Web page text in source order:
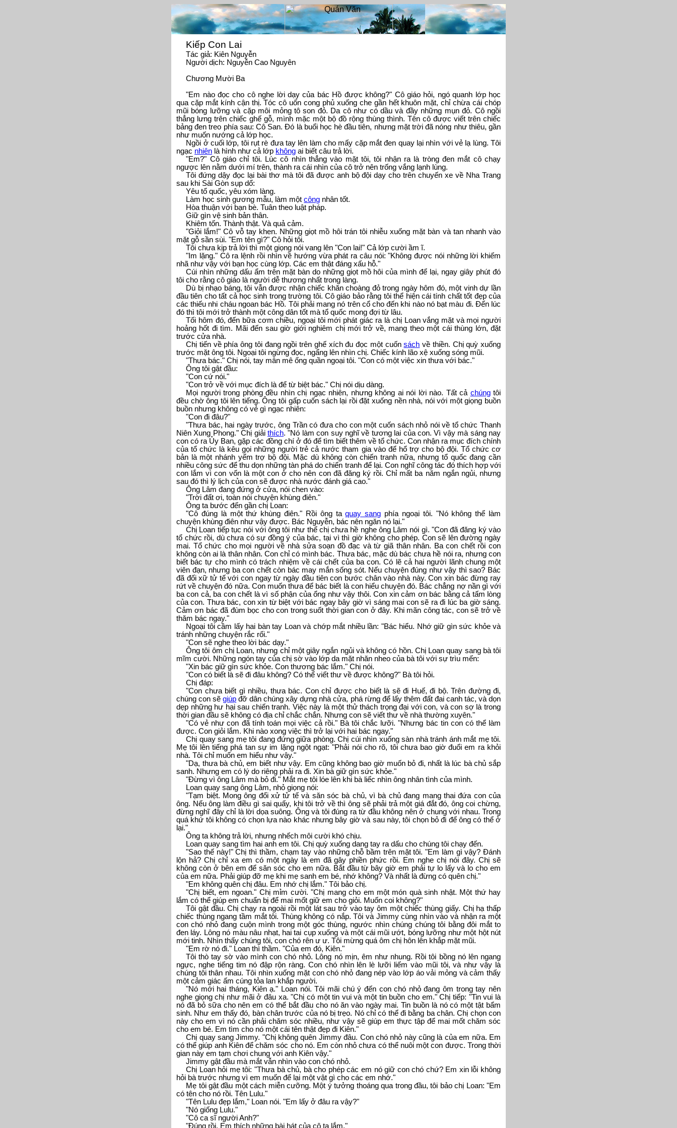
Kiếp Con Lai
Tác giả: Kiên Nguyễn
Người dịch: Nguyễn Cao Nguyên
Chương Mười Ba
"Em nào đọc cho cô nghe lời dạy của bác Hồ được không?" Cô giáo hỏi, ngó quanh lớp học
qua cặp mắt kính cận thị. Tóc cô uốn cong phủ xuống che gần hết khuôn mặt, chỉ chừa cái chóp
mũi bóng lưỡng và cặp môi mỏng tô son đỏ. Da cô như có dầu và đầy những mụn đỏ. Cô ngồi
thẳng lưng trên chiếc ghế gỗ, mình mặc một bộ đồ rộng thùng thình. Tên cô được viết trên chiếc
bảng đen treo phía sau: Cô San. Đó là buổi học hè đầu tiên, nhưng mặt trời đã nóng như thiêu, gần
như muốn nướng cả lớp học.
Ngồi ở cuối lớp, tôi rụt rè đưa tay lên làm cho mấy cặp mắt đen quay lại nhìn với vẻ lạ lùng. Tôi
ngạc nhiên là hình như cả lớp không ai biết câu trả lời.
"Em?" Cô giáo chỉ tôi. Lúc cô nhìn thẳng vào mặt tôi, tôi nhận ra là tròng đen mắt cô chạy
ngược lên nằm dưới mí trên, thành ra cái nhìn của cô trở nên trống vắng lạnh lùng.
Tôi đứng dậy đọc lại bài thơ mà tôi đã được anh bộ đội dạy cho trên chuyến xe về Nha Trang
sau khi Sài Gòn sụp dổ:
Yêu tổ quốc, yêu xóm làng.
Làm học sinh gương mẫu, làm mộtcông nhân tốt.
Hòa thuận với bạn bè. Tuân theo luật pháp.
Giữ gìn vệ sinh bản thân.
Khiêm tốn. Thành thật. Và quả cảm.
"Giỏi lắm!" Cô vỗ tay khen. Những giọt mồ hôi trán tôi nhiễu xuống mặt bàn và tan nhanh vào
mặt gỗ sần sùi. "Em tên gì?" Cô hỏi tôi.
Tôi chưa kịp trả lời thì một giọng nói vang lên "Con lai!" Cả lớp cười ầm ĩ.
"Im lặng." Cô ra lệnh rồi nhìn về hướng vừa phát ra câu nói: "Không được nói những lời khiếm
nhã như vậy với bạn học cùng lớp. Các em thật đáng xấu hỗ."
Cúi nhìn những dấu ẩm trên mặt bàn do những giọt mồ hôi của mình để lại, ngay giây phút đó
tôi cho rằng cô giáo là người dễ thương nhất trong làng.
Dù bị nhạo báng, tôi vẫn được nhận chiếc khăn choàng đỏ trong ngày hôm đó, một vinh dự lần
đầu tiên cho tất cả học sinh trong trường tôi. Cô giáo bảo rằng tôi thể hiện cái tính chất tốt đẹp của
các thiếu nhi cháu ngoan bác Hồ. Tôi phải mang nó trên cổ cho đến khi nào nó bạt màu đi. Đến lúc
đó thì tôi mới trở thành một công dân tốt mà tổ quốc mong đợi từ lâu.
Tối hôm đó, đến bữa cơm chiều, ngoại tôi mới phát giác ra là chị Loan vắng mặt và mọi người
hoảng hốt đi tìm. Mãi đến sau giờ giới nghiêm chị mới trở về, mang theo một cái thùng lớn, đặt
trước cửa nhà.
Chị tiến về phía ông tôi đang ngồi trên ghế xích đu đọc một cuốnsách về thiền. Chị quỳ xuống
trước mặt ông tôi. Ngoại tôi ngừng đọc, ngẩng lên nhìn chị. Chiếc kính lão xệ xuống sóng mũi.
"Thưa bác." Chị nói, tay mân mê ống quần ngoại tôi. "Con có một việc xin thưa với bác."
Ông tôi gật đầu:
"Con cứ nói."
"Con trở về với mục đích là để từ biệt bác." Chị nói dịu dàng.
Mọi người trong phòng đều nhìn chị ngạc nhiên, nhưng không ai nói lời nào. Tất cả chúngtôi
đều chờ ông tôi lên tiếng. Ông tôi gấp cuốn sách lại rồi đặt xuống nền nhà, nói với một giọng buồn
buồn nhưng không có vẻ gì ngạc nhiên:
"Con đi đâu?"
"Thưa bác, hai ngày trước, ông Trần có đưa cho con một cuốn sách nhỏ nói về tổ chức Thanh
Niên Xung Phong." Chị giải thích. "Nó làm con suy nghĩ về tương lai của con. Vì vậy mà sáng nay
con có ra Ủy Ban, gặp các đồng chí ở đó để tìm biết thêm về tổ chức. Con nhận ra mục đích chính
của tổ chức là kêu gọi những người trẻ cả nước tham gia vào để hổ trợ cho bộ đội. Tổ chức cơ
bản là một nhánh yểm trợ bộ đội. Mặc dù không còn chiến tranh nữa, nhưng tổ quốc đang cần
nhiều công sức để thu dọn những tàn phá do chiến tranh để lại. Con nghĩ công tác đó thích hợp với
con lắm vì con vốn là một con ở cho nên con đã đăng ký rồi. Chỉ mất ba năm ngắn ngủi, nhưng
sau đó thì lý lịch của con sẽ được nhà nước đánh giá cao."
Ông Lâm đang đứng ở cửa, nói chen vào:
"Trời đất ơi, toàn nói chuyện khùng điên."
Ông ta bước đến gần chị Loan:
"Cô đúng là một thứ khùng điên." Rồi ông taquay sang phía ngoại tôi. "Nó không thể làm
chuyện khùng điên như vậy được. Bác Nguyễn, bác nên ngăn nó lại."
Chị Loan tiếp tục nói với ông tôi như thể chị chưa hề nghe ông Lâm nói gì. "Con đã đăng ký vào
tổ chức rồi, dù chưa có sự đồng ý của bác, tại vì thì giờ không cho phép. Con sẽ lên đường ngày
mai. Tổ chức cho mọi người về nhà sửa soạn đồ đạc và từ giã thân nhân. Ba con chết rồi con
không còn ai là thân nhân. Con chỉ có mình bác. Thưa bác, mặc dù bác chưa hề nói ra, nhưng con
biết bác tự cho mình có trách nhiệm về cái chết của ba con. Có lẽ cả hai người lãnh chung một
viên đạn, nhưng ba con chết còn bác may mắn sống sót. Nếu chuyện đúng như vậy thì sao? Bác
đã đối xữ tử tế với con ngay từ ngày đầu tiên con bước chân vào nhà này. Con xin bác đừng ray
rứt về chuyện đó nữa. Con muốn thưa để bác biết là con hiểu chuyện đó. Bác chẳng nợ nần gì với
ba con cả, ba con chết là vì số phận của ổng như vậy thôi. Con xin cảm ơn bác bằng cả tấm lòng
của con. Thưa bác, con xin từ biệt với bác ngay bây giờ vì sáng mai con sẽ ra đi lúc ba giờ sáng.
Cảm ơn bác đã đùm bọc cho con trong suốt thời gian con ở đây. Khi mãn công tác, con sẽ trở về
thăm bác ngay."
Ngoại tôi cầm lấy hai bàn tay Loan và chớp mắt nhiều lần: "Bác hiểu. Nhớ giữ gìn sức khỏe và
tránh những chuyện rắc rối."
"Con sẽ nghe theo lời bác dạy."
Ông tôi ôm chị Loan, nhưng chỉ một giây ngắn ngủi và không có hồn. Chị Loan quay sang bà tôi
mĩm cười. Những ngón tay của chị sờ vào lớp da mặt nhăn nheo của bà tôi với sự trìu mến:
"Xin bác giữ gìn sức khỏe. Con thương bác lắm." Chị nói.
"Con có biết là sẽ đi đâu không? Có thể viết thư về được không?" Bà tôi hỏi.
Chị đáp:
"Con chưa biết gì nhiều, thưa bác. Con chỉ được cho biết là sẽ đi Huế, đi bộ. Trên đường đi,
chúng con sẽgiúp đỡ dân chúng xây dựng nhà cửa, phá rừng để lấy thêm đất đai canh tác, và dọn
dẹp những hư hại sau chiến tranh. Việc này là một thử thách trọng đại với con, và con sợ là trong
thời gian đầu sẽ không có địa chỉ chắc chắn. Nhưng con sẽ viết thư về nhà thường xuyên."
"Có vẻ như con đã tính toán mọi việc cả rồi." Bà tôi chắc lưỡi. "Nhưng bác tin con có thể làm
được. Con giỏi lắm. Khi nào xong việc thì trở lại với hai bác ngay."
Chị quay sang mẹ tôi đang đứng giữa phòng. Chị cúi nhìn xuống sàn nhà tránh ánh mắt mẹ tôi.
Mẹ tôi lên tiếng phá tan sự im lặng ngột ngạt: "Phải nói cho rõ, tôi chưa bao giờ đuổi em ra khỏi
nhà. Tôi chỉ muốn em hiểu như vậy."
"Dạ, thưa bà chủ, em biết như vậy. Em cũng không bao giờ muốn bỏ đi, nhất là lúc bà chủ sắp
sanh. Nhưng em có lý do riêng phải ra đi. Xin bà giữ gìn sức khỏe."
"Đừng vì ông Lâm mà bỏ đi." Mắt mẹ tôi lóe lên khi bà liếc nhìn ông nhân tình của mình.
Loan quay sang ông Lâm, nhỏ giọng nói:
"Tạm biệt. Mong ông đổi xử tử tế và săn sóc bà chủ, vì bà chủ đang mang thai đứa con của
ông. Nếu ông làm điều gì sai quấy, khi tôi trở về thì ông sẽ phải trả một giá đắt đó, ông coi chừng,
đừng nghĩ đây chỉ là lời dọa suông. Ông và tôi đúng ra từ đầu không nên ở chung với nhau. Trong
quá khứ tôi không có chọn lựa nào khác nhưng bây giờ và sau này, tôi chọn bỏ đi để ông có thể ở
lại."
Ông ta không trả lời, nhưng nhếch môi cười khó chịu.
Loan quay sang tìm hai anh em tôi. Chị quỳ xuống dang tay ra dấu cho chúng tôi chạy đến.
"Sao thế này!" Chị thì thầm, chạm tay vào những chỗ bầm trên mặt tôi. "Em làm gì vậy? Đánh
lộn hả? Chị chỉ xa em có một ngày là em đã gây phiền phức rồi. Em nghe chị nói đây. Chị sẽ
không còn ở bên em để săn sóc cho em nữa. Bắt đầu từ bây giờ em phải tự lo lấy và lo cho em
của em nữa. Phải giúp đỡ mẹ khi mẹ sanh em bé, nhớ không? Và nhất là đừng có quên chị."
"Em không quên chị đâu. Em nhớ chị lắm." Tôi bảo chị.
"Chị biết, em ngoan." Chị mỉm cười. "Chị mang cho em một món quà sinh nhật. Một thứ hay
lắm có thể giúp em chuẩn bị để mai mốt giữ em cho giỏi. Muốn coi không?"
Tôi gật đầu. Chị chạy ra ngoài rồi một lát sau trở vào tay ôm một chiếc thùng giấy. Chị hạ thấp
chiếc thùng ngang tầm mắt tôi. Thùng không có nắp. Tôi và Jimmy cùng nhìn vào và nhận ra một
con chó nhỏ đang cuộn mình trong một góc thùng, ngước nhìn chúng chúng tôi bằng đôi mắt to
đen láy. Lông nó màu nâu nhạt, hai tai cụp xuống và một cái mũi ướt, bóng lưỡng như một hột nút
mới tinh. Nhìn thấy chúng tôi, con chó rên ư ư. Tôi mừng quá ôm chị hôn lên khắp mặt mũi.
"Em rờ nó đi." Loan thì thầm. "Của em đó, Kiên."
Tôi thò tay sờ vào mình con chó nhỏ. Lông nó mịn, êm như nhung. Rồi tôi bồng nó lên ngang
ngực, nghe tiếng tim nó đập rộn ràng. Con chó nhìn lên lè lưỡi liếm vào mũi tôi, và như vậy là
chúng tôi thân nhau. Tôi nhìn xuống mặt con chó nhỏ đang nép vào lớp áo vải mỏng và cảm thấy
một cảm giác ấm cúng tỏa lan khắp người.
"Nó mới hai tháng, Kiên ạ." Loan nói. Tôi mãi chú ý đến con chó nhỏ đang ôm trong tay nên
nghe giọng chị như mãi ở đâu xa. "Chị có một tin vui và một tin buồn cho em." Chị tiếp: "Tin vui là
nó đã bỏ sữa cho nên em có thể bắt đầu cho nó ăn vào ngày mai. Tin buồn là nó có một tật bẩm
sinh. Như em thấy đó, bàn chân trước của nó bị trẹo. Nó chỉ có thể đi bằng ba chân. Chị chọn con
này cho em vì nó cần phải chăm sóc nhiều, như vậy sẽ giúp em thực tập để mai mốt chăm sóc
cho em bé. Em tìm cho nó một cái tên thật đẹp đi Kiên."
Chị quay sang Jimmy. "Chị không quên Jimmy đâu. Con chó nhỏ này cũng là của em nữa. Em
có thể giúp anh Kiên để chăm sóc cho nó. Em còn nhỏ chưa có thể nuôi một con được. Trong thời
gian này em tạm chơi chung với anh Kiên vậy."
Jimmy gật đầu mà mắt vẫn nhìn vào con chó nhỏ.
Chị Loan hỏi mẹ tôi: "Thưa bà chủ, bà cho phép các em nó giữ con chó chứ? Em xin lỗi không
hỏi bà trước nhưng vì em muốn để lại một vật gì cho các em nhớ."
Mẹ tôi gật đầu một cách miễn cưỡng. Một ý tưởng thoáng qua trong đầu, tôi bảo chị Loan: "Em
có tên cho nó rồi. Tên Lulu."
"Tên Lulu đẹp lắm," Loan nói. "Em lấy ở đâu ra vậy?"
"Nó giống Lulu."
"Cô ca sĩ người Anh?"
"Đúng rồi. Em thích những bài hát của cô ta lắm."